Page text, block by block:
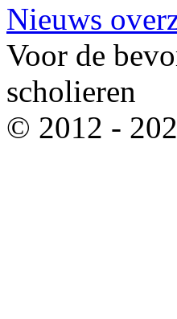
Nieuws
Voor de
scholieren
© 2012 -